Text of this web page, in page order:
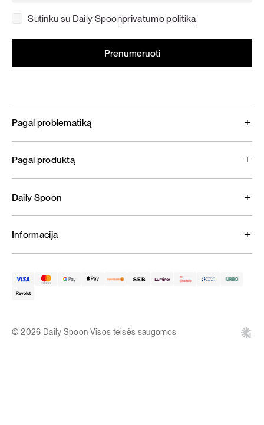
Sutinku su Daily Spoonprivatumo politika
Pagal problematiką
Pagal produktą
Daily Spoon
Informacija
© 2026 Daily Spoon Visos teisės saugomos